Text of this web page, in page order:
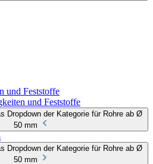
und Feststoffe
und Feststoffe
Dropdown der Kategorie für Rohre ab Ø
50 mm
Dropdown der Kategorie für Rohre ab Ø
50 mm